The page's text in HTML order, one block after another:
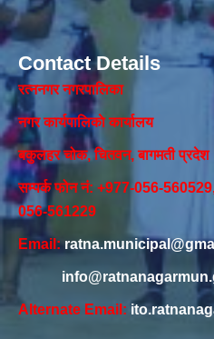
Contact Details
रत्ननगर नगरपालिका
नगर कार्यपालिकाे कार्यालय‍
बकुलहर चोक, चितवन, बागमती प्रदेश
सम्पर्क फोन नं: +977-056-
056-561229
Email:
Alternate Email: